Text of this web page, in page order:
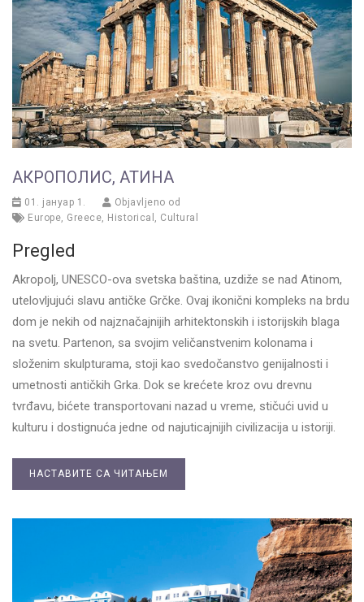
АКРОПОЛИС, АТИНА
01. јануар 1.
Objavljeno od
Europe Greece Historical Cultural
Pregled
Akropolj, UNESCO-ova svetska baština, uzdiže se nad Atinom,
utelovljujući slavu antičke Grčke. Ovaj ikonični kompleks na brdu
dom je nekih od najznačajnijih arhitektonskih i istorijskih blaga
na svetu. Partenon, sa svojim veličanstvenim kolonama i
složenim skulpturama, stoji kao svedočanstvo genijalnosti i
umetnosti antičkih Grka. Dok se krećete kroz ovu drevnu
tvrđavu, bićete transportovani nazad u vreme, stičući uvid u
kulturu i dostignuća jedne od najuticajnijih civilizacija u istoriji.
НАСТАВИТЕ СА ЧИТАЊЕМ